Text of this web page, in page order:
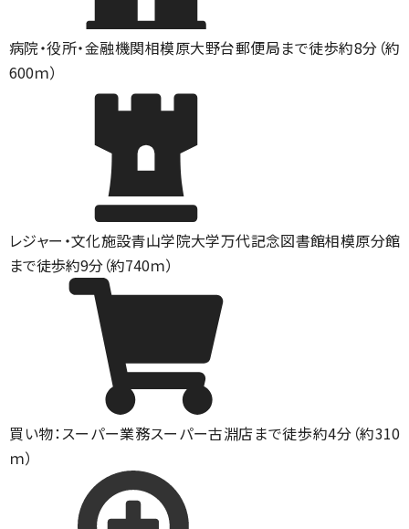
病院・役所・金融機関相模原大野台郵便局まで徒歩約8分（約
600ｍ）
レジャー・文化施設青山学院大学万代記念図書館相模原分館
まで徒歩約9分（約740ｍ）
買い物：スーパー業務スーパー古淵店まで徒歩約4分（約310
ｍ）